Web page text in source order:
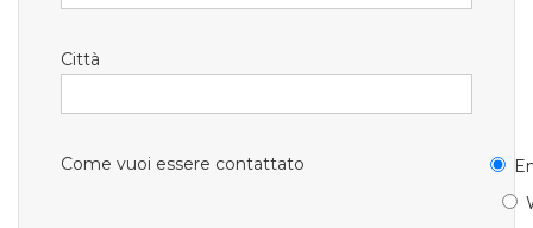
Città
Come vuoi essere contattato